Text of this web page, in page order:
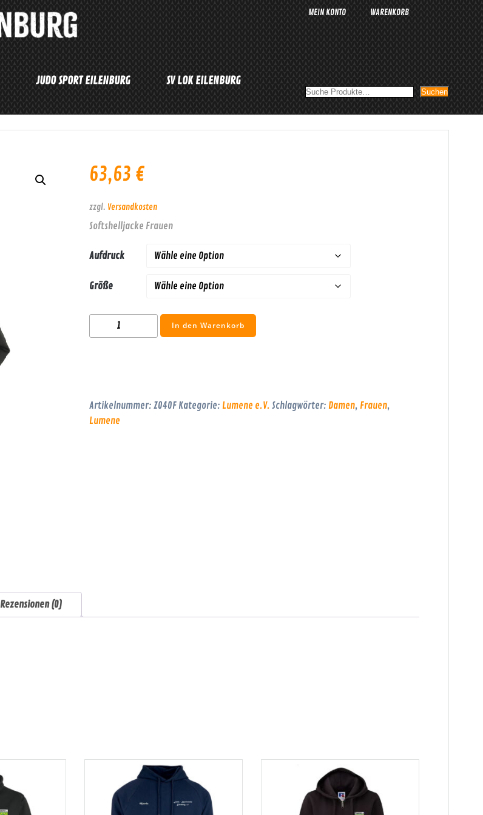
MEIN KONTO WARENKORB
JUDO SPORT EILENBURG
SV LOK EILENBURG
Suchen Suchen
63,63 €
zzgl. Versandkosten
Softshelljacke Frauen
Aufdruck
Größe
Softshelljacke
Frauen
In den Warenkorb
Artikelnummer: Z040F Kategorie: Lumene e.V. Schlagwörter: Damen, Frauen,
Lumene
Rezensionen (0)